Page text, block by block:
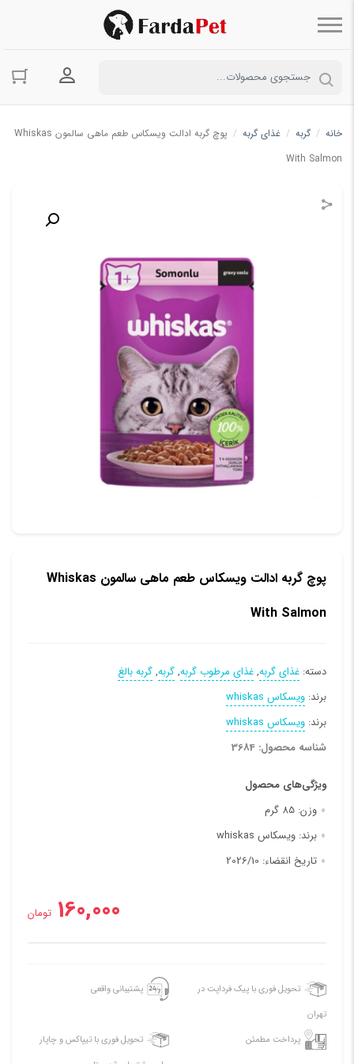
ورود به
خانه / گربه / غذای گربه /
پوچ گربه ادالت ویسکاس طعم ماهی سالمون Whiskas
With Salmon
پوچ گربه ادالت ویسکاس طعم ماهی سالمون Whiskas
With Salmon
دسته: غذای گربه,غذای مرطوب گربه,گربه,گربه بالغ
برند: ویسکاس whiskas
برند: ویسکاس whiskas
شناسه محصول: 3684
ویژگی‌های محصول
وزن: 85 گرم
برند: ویسکاس whiskas
تاریخ انقضاء: 2026/10
160,000 تومان
تحویل فوری با پیک فرداپت در
تهران
پشتیبانی واقعی
پرداخت مطمئن
تحویل فوری با تیپاکس و چاپار